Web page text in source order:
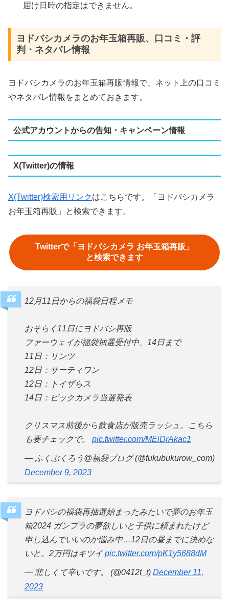
届け日時の指定はできません。
ヨドバシカメラのお年玉箱再販、口コミ・評
判・ネタバレ情報
ヨドバシカメラのお年玉箱再販情報で、ネット上の口コミ
やネタバレ情報をまとめておきます。
公式アカウントからの告知・キャンペーン情報
X(Twitter)の情報
X(Twitter)検索用リンクはこちらです。「ヨドバシカメラ
お年玉箱再販」と検索できます。
Twitterで「ヨドバシカメラ お年玉箱再販」
と検索できます
12月11日からの福袋日程メモ
おそらく11日にヨドバシ再販
ファーウェイが福袋抽選受付中、14日まで
11日：リンツ
12日：サーティワン
12日：トイザらス
14日：ビックカメラ当選発表
クリスマス前後から飲食店が販売ラッシュ。こちら
も要チェックで。 pic.twitter.com/MEiDrAkac1
— ふくぶくろう@福袋ブログ (@fukubukurow_com)
December 9, 2023
ヨドバシの福袋再抽選始まったみたいで夢のお年玉
箱2024 ガンプラの夢欲しいと子供に頼まれたけど
申し込んでいいのか悩み中…12日の昼までに決めな
いと。2万円はキツイ pic.twitter.com/pK1y5688dM
— 悲しくて辛いです。 (@0412t_t) December 11,
2023